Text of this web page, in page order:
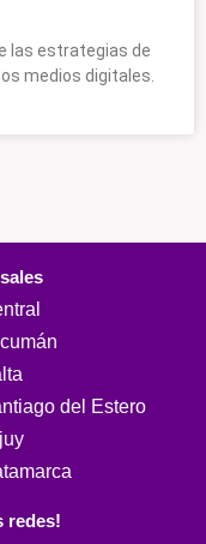
las estrategias de
medios digitales.
del Estero
redes!